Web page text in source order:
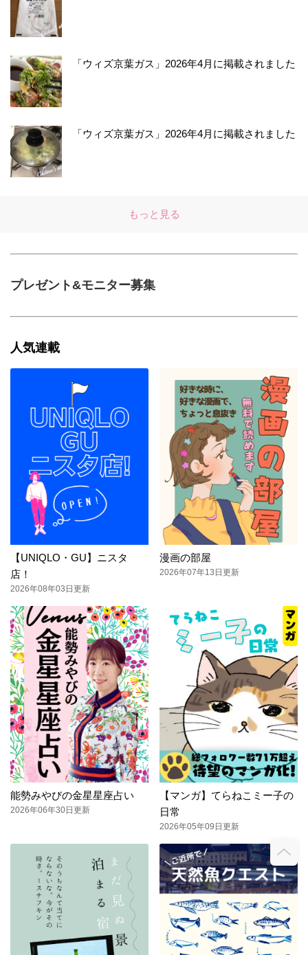
「ウィズ京葉ガス」2026年4月に掲載されました
「ウィズ京葉ガス」2026年4月に掲載されました
もっと見る
プレゼント&モニター募集
人気連載
【UNIQLO・GU】ニスタ
店！
2026年08年03日更新
漫画の部屋
2026年07年13日更新
能勢みやびの金星星座占い
2026年06年30日更新
【マンガ】てらねこミー子の
日常
2026年05年09日更新